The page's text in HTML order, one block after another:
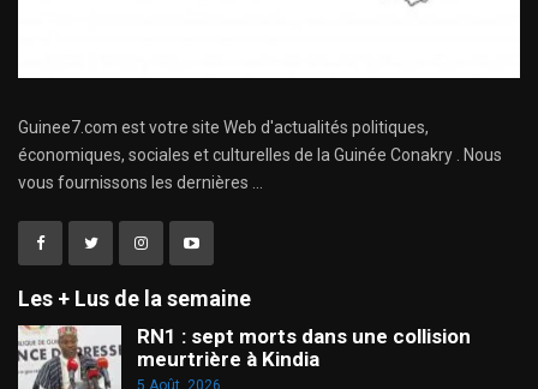
Guinee7.com est votre site Web d'actualités politiques,
économiques, sociales et culturelles de la Guinée Conakry . Nous
vous fournissons les dernières ...
Les + Lus de la semaine
RN1 : sept morts dans une collision
meurtrière à Kindia
5 Août, 2026